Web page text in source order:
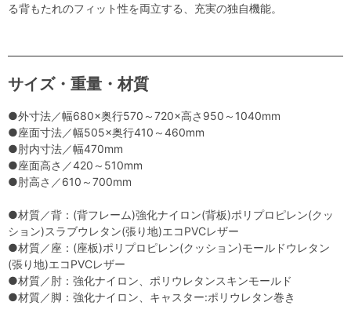
る背もたれのフィット性を両立する、充実の独自機能。
サイズ・重量・材質
●外寸法／幅680×奥行570～720×高さ950～1040mm
●座面寸法／幅505×奥行410～460mm
●肘内寸法／幅470mm
●座面高さ／420～510mm
●肘高さ／610～700mm
●材質／背：(背フレーム)強化ナイロン(背板)ポリプロピレン(クッ
ション)スラブウレタン(張り地)エコPVCレザー
●材質／座：(座板)ポリプロピレン(クッション)モールドウレタン
(張り地)エコPVCレザー
●材質／肘：強化ナイロン、ポリウレタンスキンモールド
●材質／脚：強化ナイロン、キャスター:ポリウレタン巻き